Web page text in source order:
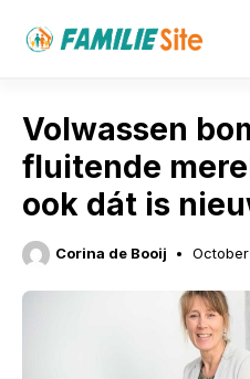
Volwassen
fluitende
ook dát is
Corina de Booij